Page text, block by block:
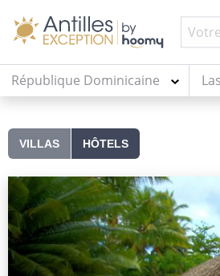
République Dominicaine
VILLAS HÔTELS